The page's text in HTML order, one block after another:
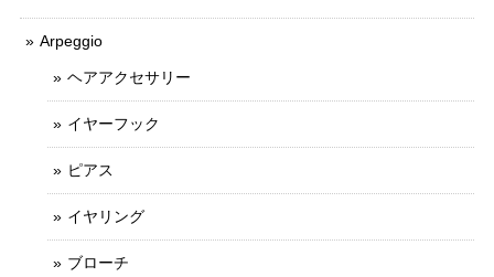
Arpeggio
ヘアアクセサリー
イヤーフック
ピアス
イヤリング
ブローチ